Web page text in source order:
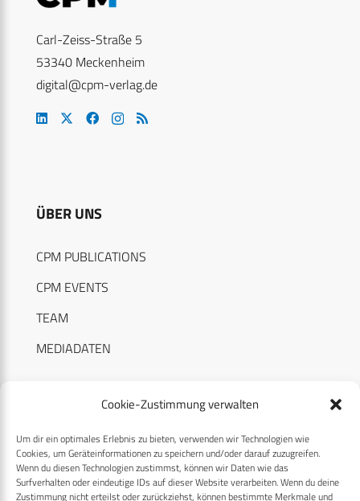
Cookie-Zustimmung verwalten
Um dir ein optimales Erlebnis zu bieten, verwenden wir Technologien wie
Cookies, um Geräteinformationen zu speichern und/oder darauf zuzugreifen.
Wenn du diesen Technologien zustimmst, können wir Daten wie das
Surfverhalten oder eindeutige IDs auf dieser Website verarbeiten. Wenn du deine
Zustimmung nicht erteilst oder zurückziehst, können bestimmte Merkmale und
Carl-Zeiss-Straße 5
53340 Meckenheim
digital@cpm-verlag.de
ÜBER UNS
CPM PUBLICATIONS
CPM EVENTS
TEAM
MEDIADATEN
RECHTLICHES
Datenschutzerklärung